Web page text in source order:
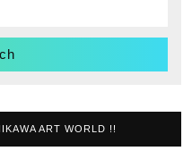
ART WORLD !!